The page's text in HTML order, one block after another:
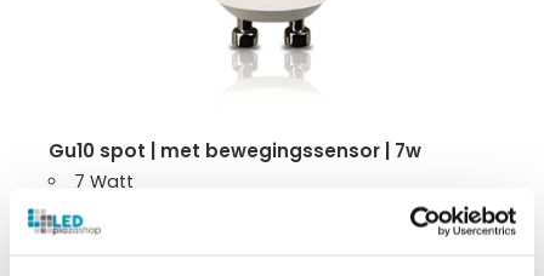
gu10 spot | met bewegingssensor | 7w
7 Watt
103 lumen per watt
CRI: >80Ra